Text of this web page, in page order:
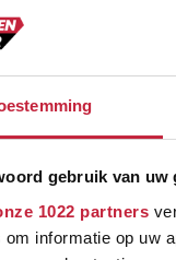
gebruik van uw
1022 partners
om informatie op uw